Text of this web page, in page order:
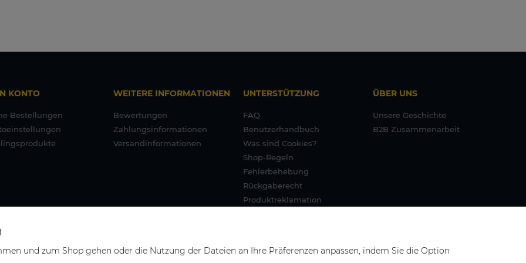
KONTO
Bestellungen
WEITERE INFORMATIONEN
Bewertungen
Zahlungsinformationen
Versandinformationen
UNTERSTÜTZUNG
FAQ
Benutzerhandbuch
Was sind Cookies?
Shop-Regeln
Fehlerbehebung
Rückgaberecht
Produktreklamation
ÜBER UNS
Unsere Geschichte
B2B Zusammenarbeit
und zum Shop gehen oder die Nutzung der Dateien an Ihre Präferenzen anpassen, indem Sie die Option